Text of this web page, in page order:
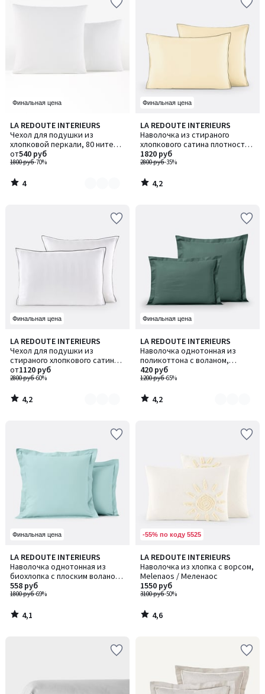
Финальная цена
LA REDOUTE INTERIEURS
Чехол для подушки из
хлопковой перкали, 80 нитей/
см², Scénario / Сценарио
1800 руб-70%
от540 руб
4
/
5
Количество
цветов:
5
4
/
Финальная цена
LA REDOUTE INTERIEURS
Наволочка из стираного
хлопкового сатина плотностью
118 нитей/см², Victor / Виктор
2800 руб-35%
1820 руб
4,2
/ 5
4,2
/
Финальная цена
LA REDOUTE INTERIEURS
Чехол для подушки из
стираного хлопкового сатина
плотностью 118 нитей/см²,
полоска Victor / Виктор
2800 руб-60%
от1120 руб
4,2
/ 5
Количество
цветов:
2
4,2
/
Финальная цена
LA REDOUTE INTERIEURS
Наволочка однотонная из
поликоттона с воланом,
Scenario / Сценарио
1200 руб-65%
420 руб
4,2
/ 5
Количество
цветов:
2
4,2
/
Финальная цена
LA REDOUTE INTERIEURS
Наволочка однотонная из
биохлопка с плоским воланом,
Scenario / Сценарио
1800 руб-69%
558 руб
4,1
/ 5
4,1
/
-55% по коду 5525
LA REDOUTE INTERIEURS
Наволочка из хлопка с ворсом,
Melenaos / Меленаос
3100 руб-50%
1550 руб
4,6
/ 5
4,6
/